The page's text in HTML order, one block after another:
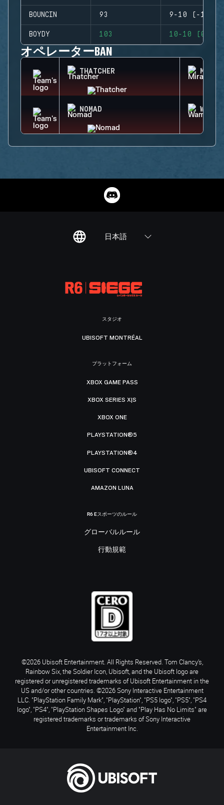
BOUNCIN 93 9-10 (-1)
BOYDY 103 10-10 (0)
オペレーターBAN
THATCHER MIRA
NOMAD WAMAI
日本語
スタジオ
UBISOFT MONTRÉAL
プラットフォーム
XBOX GAME PASS
XBOX SERIES X|S
XBOX ONE
PLAYSTATION®5
PLAYSTATION®4
UBISOFT CONNECT
AMAZON LUNA
R6 Eスポーツのルール
グローバルルール
行動規範
©2026 Ubisoft Entertainment. All Rights Reserved. Tom Clancy’s,
Rainbow Six, the Soldier Icon, Ubisoft, and the Ubisoft logo are
registered or unregistered trademarks of Ubisoft Entertainment in the
US and/or other countries. ©2026 Sony Interactive Entertainment
LLC. "PlayStation Family Mark", "PlayStation", "PS5 logo", "PS5", "PS4
logo", "PS4", "PlayStation Shapes Logo" and "Play Has No Limits" are
registered trademarks or trademarks of Sony Interactive
Entertainment Inc.